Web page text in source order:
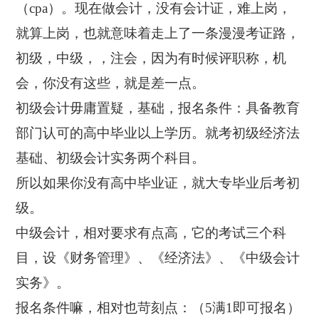
（cpa）。现在做会计，没有会计证，难上岗，
就算上岗，也就意味着走上了一条漫漫考证路，
初级，中级，，注会，因为有时候评职称，机
会，你没有这些，就是差一点。
初级会计毋庸置疑，基础，报名条件：具备教育
部门认可的高中毕业以上学历。就考初级经济法
基础、初级会计实务两个科目。
所以如果你没有高中毕业证，就大专毕业后考初
级。
中级会计，相对要求有点高，它的考试三个科
目，设《财务管理》、《经济法》、《中级会计
实务》。
报名条件嘛，相对也苛刻点：（5满1即可报名）